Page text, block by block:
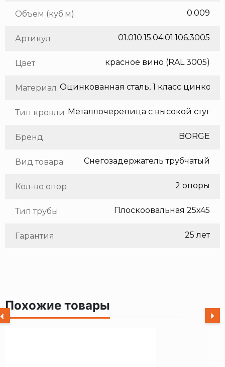
Объем (куб.м) 0.009
Артикул 01.010.15.04.01.106.3005
Цвет красное вино (RAL 3005)
Материал
Тип кровли
Бренд BORGE
Вид товара Снегозадержатель трубчатый
Кол-во опор 2 опоры
Тип трубы Плоскоовальная 25х45
Гарантия 25 лет
Похожие товары